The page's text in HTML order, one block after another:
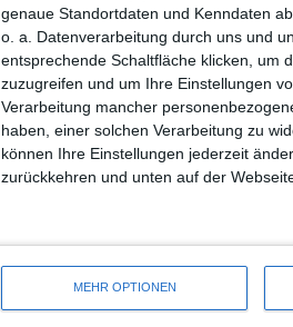
genaue Standortdaten und Kenndaten
o. a. Datenverarbeitung durch uns und
entsprechende Schaltfläche klicken, um
zuzugreifen und um Ihre Einstellungen
Verarbeitung mancher
haben, einer solchen Verarbeitung zu
können Ihre Einstellungen jederzeit
zurückkehren und unten auf der
MEHR OPTIONEN